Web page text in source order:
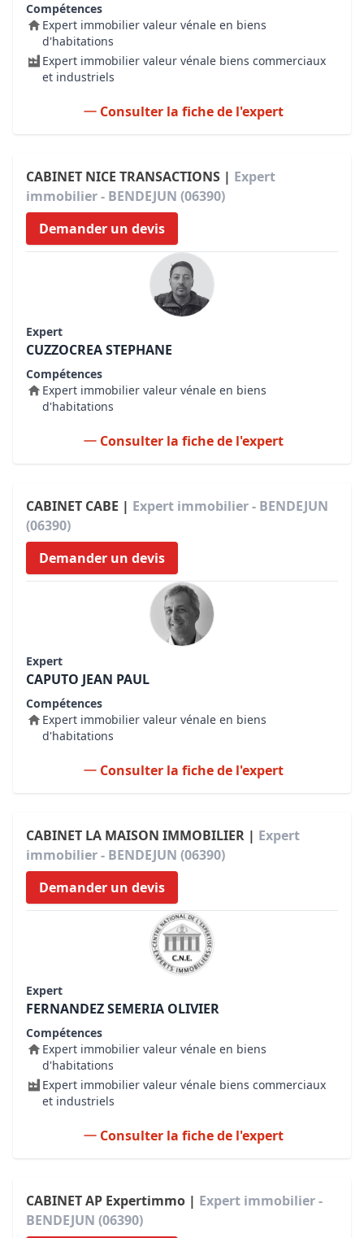
Compétences
Expert immobilier valeur vénale en biens
d'habitations
Expert immobilier valeur vénale biens commerciaux
et industriels
Consulter la fiche de l'expert
CABINET NICE TRANSACTIONS | Expert
immobilier - BENDEJUN (06390)
Demander un devis
Expert
CUZZOCREA STEPHANE
Compétences
Expert immobilier valeur vénale en biens
d'habitations
Consulter la fiche de l'expert
CABINET CABE | Expert immobilier - BENDEJUN
(06390)
Demander un devis
Expert
CAPUTO JEAN PAUL
Compétences
Expert immobilier valeur vénale en biens
d'habitations
Consulter la fiche de l'expert
CABINET LA MAISON IMMOBILIER | Expert
immobilier - BENDEJUN (06390)
Demander un devis
Expert
FERNANDEZ SEMERIA OLIVIER
Compétences
Expert immobilier valeur vénale en biens
d'habitations
Expert immobilier valeur vénale biens commerciaux
et industriels
Consulter la fiche de l'expert
CABINET AP Expertimmo | Expert immobilier -
BENDEJUN (06390)